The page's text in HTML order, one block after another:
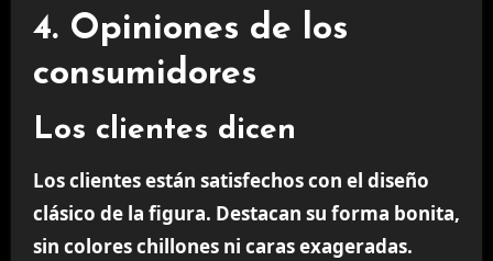
4. Opiniones de los
consumidores
Los clientes dicen
Los clientes están satisfechos con el diseño
clásico de la figura. Destacan su forma bonita,
sin colores chillones ni caras exageradas.